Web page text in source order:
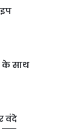
के साथ
वंदे